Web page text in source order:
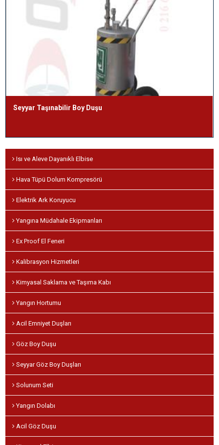
Seyyar Taşınabilir Boy Duşu
Isı ve Aleve Dayanıklı Elbise
Hava Tüpü Dolum Kompresörü
Elektrik Ark Koruyucu
Yangına Müdahale Ekipmanları
Ex Proof El Feneri
Kalibrasyon Hizmetleri
Kimyasal Saklama ve Taşıma Kabı
Yangın Hortumu
Acil Emniyet Duşları
Göz Boy Duşu
Seyyar Göz Boy Duşları
Solunum Seti
Yangın Dolabı
Acil Göz Duşu